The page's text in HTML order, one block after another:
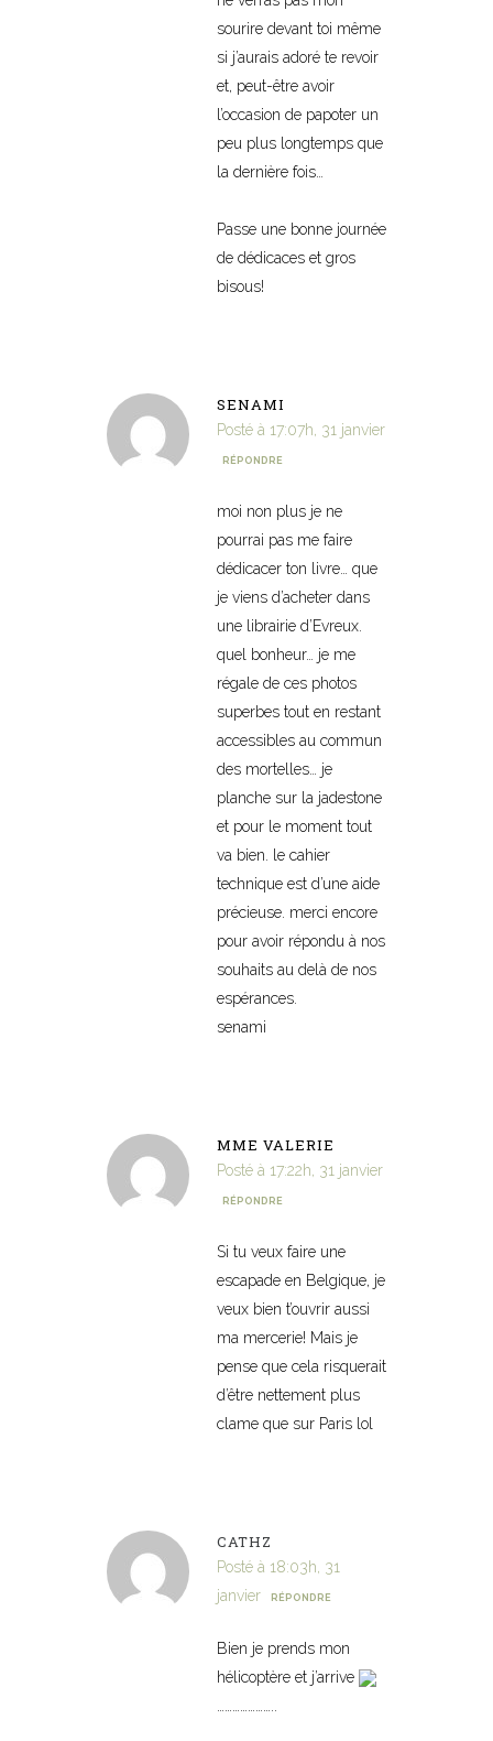
sourire devant toi même
si j’aurais adoré te revoir
et, peut-être avoir
l’occasion de papoter un
peu plus longtemps que
la dernière fois…
Passe une bonne journée
de dédicaces et gros
bisous!
SENAMI
Posté à 17:07h, 31 janvier
RÉPONDRE
moi non plus je ne
pourrai pas me faire
dédicacer ton livre… que
je viens d’acheter dans
une librairie d’Evreux.
quel bonheur… je me
régale de ces photos
superbes tout en restant
accessibles au commun
des mortelles… je
planche sur la jadestone
et pour le moment tout
va bien. le cahier
technique est d’une aide
précieuse. merci encore
pour avoir répondu à nos
souhaits au delà de nos
espérances.
senami
MME VALERIE
Posté à 17:22h, 31 janvier
RÉPONDRE
Si tu veux faire une
escapade en Belgique, je
veux bien t’ouvrir aussi
ma mercerie! Mais je
pense que cela risquerait
d’être nettement plus
clame que sur Paris lol
CATHZ
Posté à 18:03h, 31
janvier
RÉPONDRE
Bien je prends mon
hélicoptère et j’arrive